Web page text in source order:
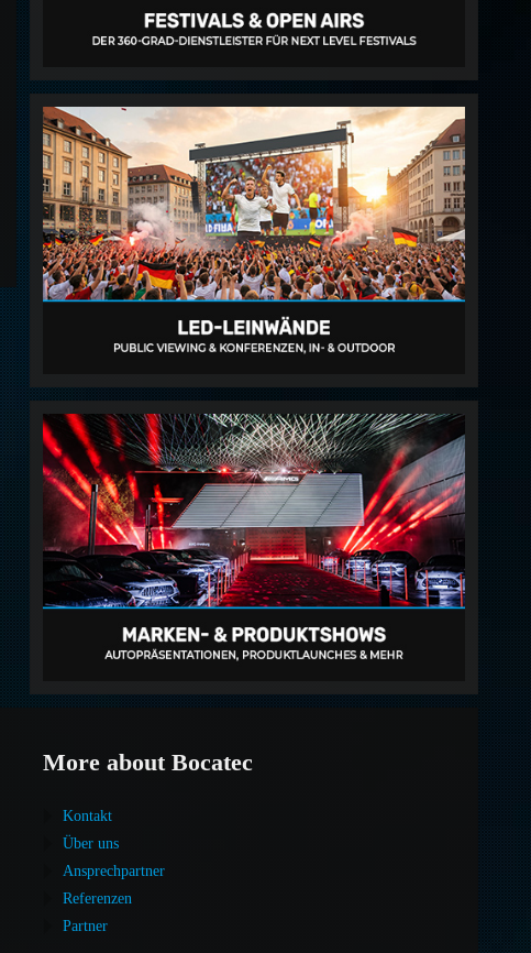
More about Bocatec
Kontakt
Über uns
Ansprechpartner
Referenzen
Partner